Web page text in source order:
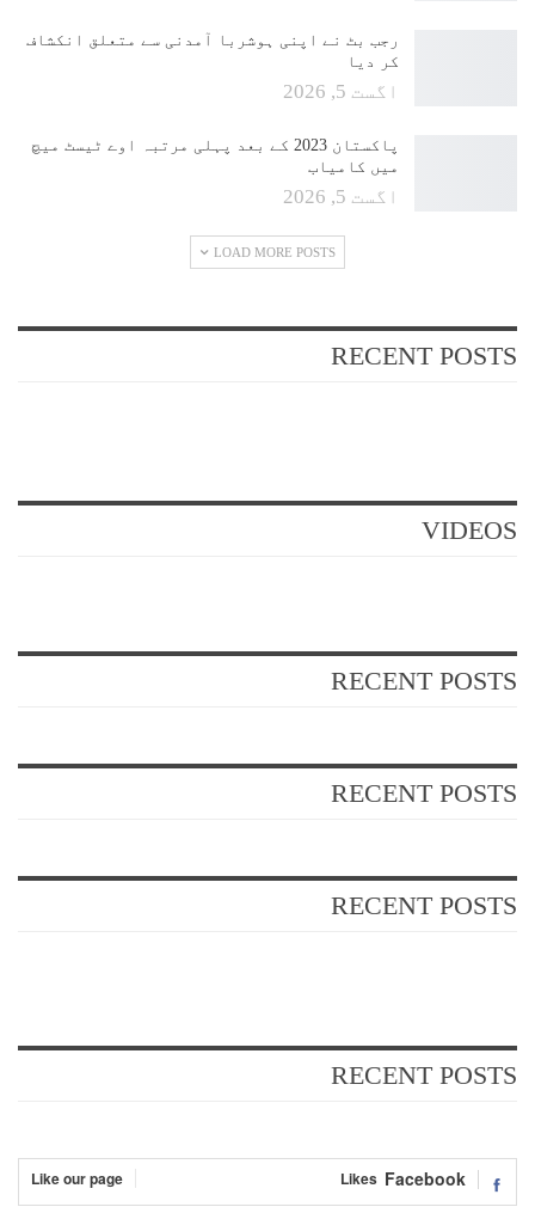
رجب بٹ نے اپنی ہوشربا آمدنی سے متعلق انکشاف
کر دیا
اگست 5, 2026
پاکستان 2023 کے بعد پہلی مرتبہ اوے ٹیسٹ میچ
میں کامیاب
اگست 5, 2026
LOAD MORE POSTS
RECENT POSTS
VIDEOS
RECENT POSTS
RECENT POSTS
RECENT POSTS
RECENT POSTS
Facebook
Likes
Like our page